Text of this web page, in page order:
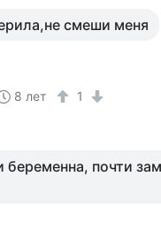
смеши меня
8 лет 1
беременна, почти